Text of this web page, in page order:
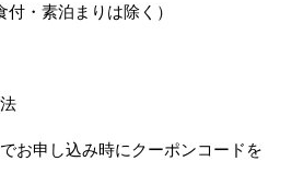
付・素泊まりは除く）
お申し込み時にクーポンコードを